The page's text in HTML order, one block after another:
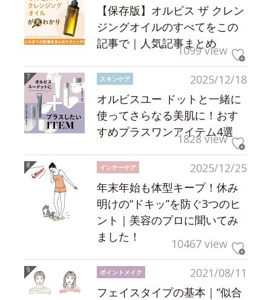
【保存版】オルビス ザ クレン
ジングオイルのすべてをこの
記事で｜人気記事まとめ
1099 view
2025/12/18
スキンケア
オルビスユー ドットと一緒に
使ってさらなる美肌に！おす
すめプラスワンアイテム4選
1828 view
2025/12/25
インナーケア
年末年始も体型キープ！休み
明けの“ドキッ”を防ぐ3つのヒ
ント｜美容のプロに聞いてみ
ました！
10467 view
2021/08/11
ポイントメイク
フェイスタイプの基本｜“似合